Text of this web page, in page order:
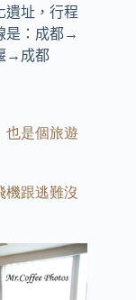
遺址，行程
是：成都→
→成都
也是個旅遊
機跟逃難沒